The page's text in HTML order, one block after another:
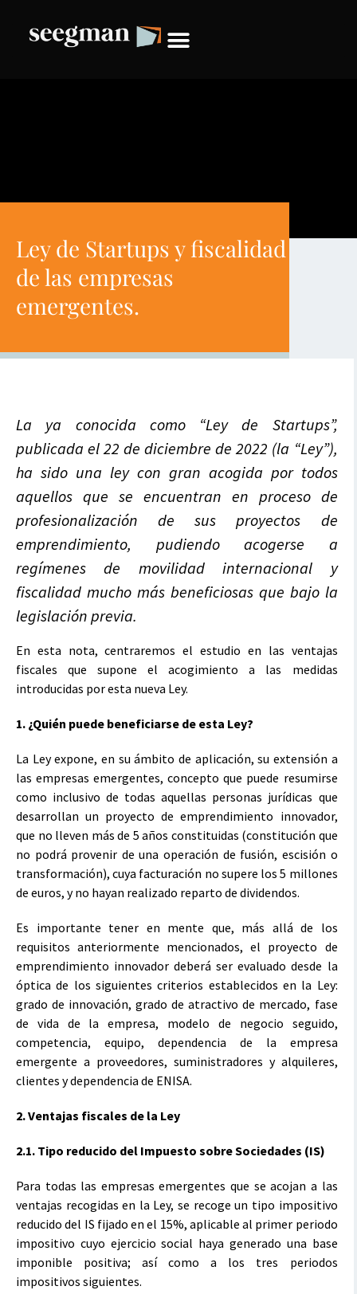
Ley de Startups y fiscalidad
de las empresas
emergentes.
La ya conocida como “Ley de Startups”,
publicada el 22 de diciembre de 2022 (la “Ley”),
ha sido una ley con gran acogida por todos
aquellos que se encuentran en proceso de
profesionalización de sus proyectos de
emprendimiento, pudiendo acogerse a
regímenes de movilidad internacional y
fiscalidad mucho más beneficiosas que bajo la
legislación previa.
En esta nota, centraremos el estudio en las ventajas
fiscales que supone el acogimiento a las medidas
introducidas por esta nueva Ley.
1. ¿Quién puede beneficiarse de esta Ley?
La Ley expone, en su ámbito de aplicación, su extensión a
las empresas emergentes, concepto que puede resumirse
como inclusivo de todas aquellas personas jurídicas que
desarrollan un proyecto de emprendimiento innovador,
que no lleven más de 5 años constituidas (constitución que
no podrá provenir de una operación de fusión, escisión o
transformación), cuya facturación no supere los 5 millones
de euros, y no hayan realizado reparto de dividendos.
Es importante tener en mente que, más allá de los
requisitos anteriormente mencionados, el proyecto de
emprendimiento innovador deberá ser evaluado desde la
óptica de los siguientes criterios establecidos en la Ley:
grado de innovación, grado de atractivo de mercado, fase
de vida de la empresa, modelo de negocio seguido,
competencia, equipo, dependencia de la empresa
emergente a proveedores, suministradores y alquileres,
clientes y dependencia de ENISA.
2. Ventajas fiscales de la Ley
2.1. Tipo reducido del Impuesto sobre Sociedades (IS)
Para todas las empresas emergentes que se acojan a las
ventajas recogidas en la Ley, se recoge un tipo impositivo
reducido del IS fijado en el 15%, aplicable al primer periodo
impositivo cuyo ejercicio social haya generado una base
imponible positiva; así como a los tres periodos
impositivos siguientes.